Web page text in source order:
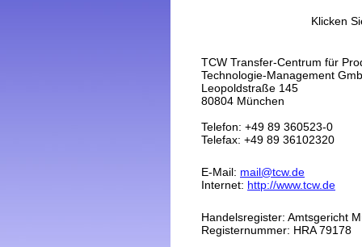
Klicken
TCW Transfer-Centrum für
Technologie-Management
Leopoldstraße 145
80804 München
Telefon: +49 89 360523-0
Telefax: +49 89 36102320
E-Mail: mail@tcw.de
Internet: http://www.tcw.de
Handelsregister: Amtsgericht
Registernummer: HRA 79178